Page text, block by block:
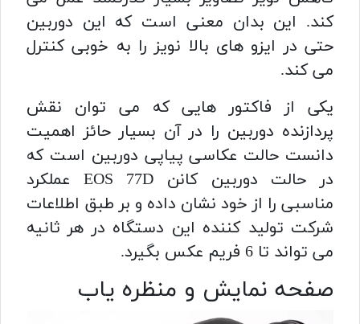
کند. این بدان معنی است که این دوربین
حتی در ایزو های بالا نویز را به خوبی کنترل
می کند.
یکی از فاکتور هایی که می توان نقش
پردازنده دوربین را در آن بسیار حائز اهمیت
دانست حالت عکاسی پیاپی دوربین است که
در حالت دوربین کانن EOS 77D عملکرد
مناسبی را از خود نشان داده و بر طبق اطلاعات
شرکت تولید کننده این دستگاه در هر ثانیه
می تواند تا 6 فریم عکس بگیرد.
صفحه نمایش و منظره یاب